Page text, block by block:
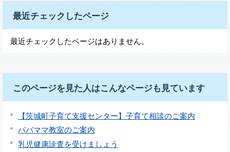
最近チェックしたページ
最近チェックしたページはありません。
このページを見た人はこんなページも見ています
【茨城町子育て支援センター】子育て相談のご案内
パパママ教室のご案内
乳児健康診査を受けましょう